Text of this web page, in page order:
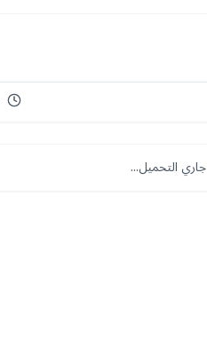
جاري التحميل...